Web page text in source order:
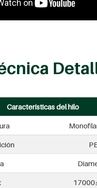
Características del hilo